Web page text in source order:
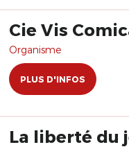
Cie Vis
Organisme
PLUS D'INFOS
La liberté du